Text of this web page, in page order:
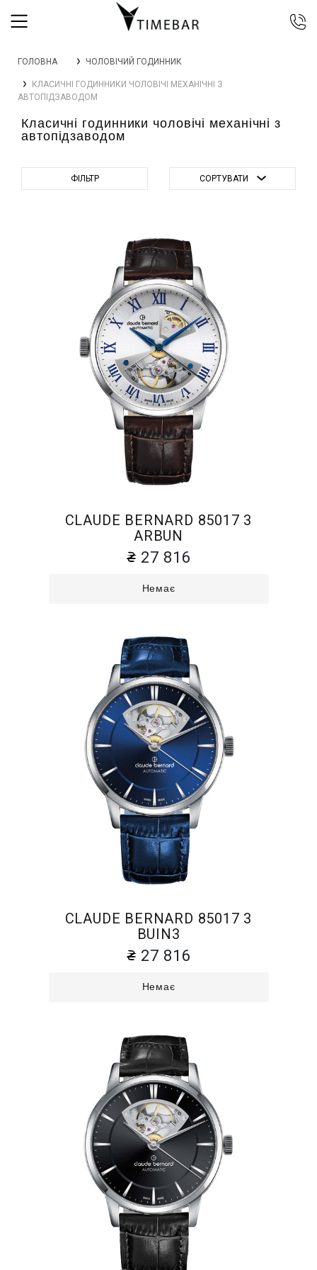
044 392 44 45
067 344 14 44 (viber)
099 399 23 80
Безкоштовно по Україні
ГОЛОВНА ЧОЛОВІЧИЙ ГОДИННИК
КЛАСИЧНІ ГОДИННИКИ ЧОЛОВІЧІ МЕХАНІЧНІ З
АВТОПІДЗАВОДОМ
Класичні годинники чоловічі механічні з
автопідзаводом
ФІЛЬТР СОРТУВАТИ
CLAUDE BERNARD 85017 3
ARBUN
27 816
Немає
CLAUDE BERNARD 85017 3
BUIN3
27 816
Немає